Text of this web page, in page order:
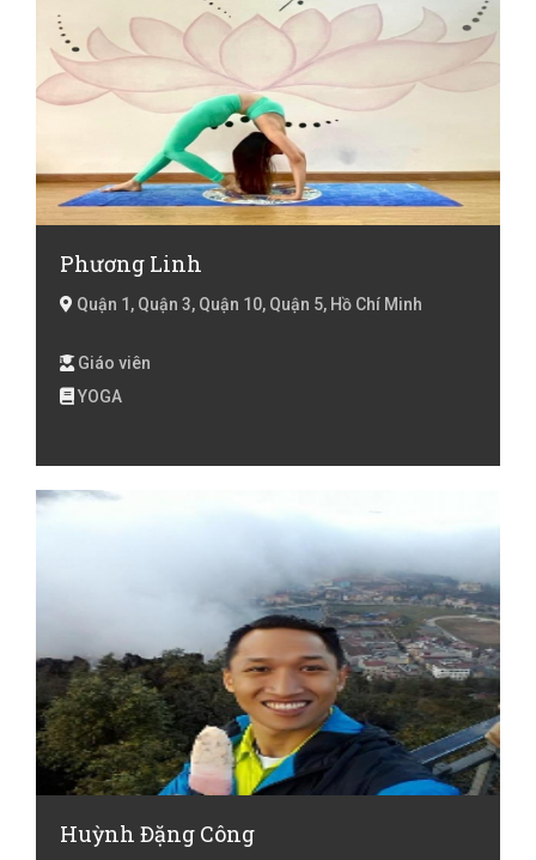
Phương Linh
Quận 1, Quận 3, Quận 10, Quận 5, Hồ Chí Minh
Giáo viên
YOGA
Huỳnh Đặng Công